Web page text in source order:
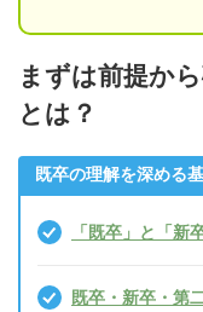
まずは前提か
とは？
既卒の理解を深める
「既卒」と「新
既卒・新卒・第